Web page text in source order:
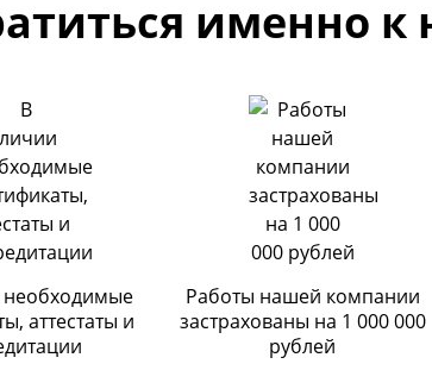
именно к
аттестаты и
Работы нашей компании
застрахованы на 1 000 000
рублей